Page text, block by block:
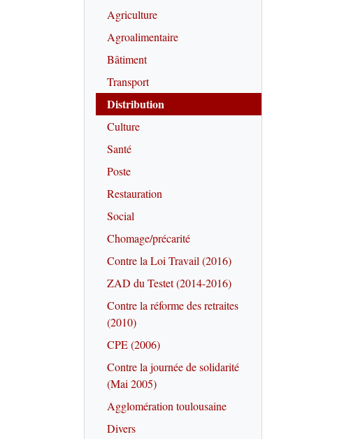
Agriculture
Agroalimentaire
Bâtiment
Transport
Distribution
Culture
Santé
Poste
Restauration
Social
Chomage/précarité
Contre la Loi Travail (2016)
ZAD du Testet (2014-2016)
Contre la réforme des retraites
(2010)
CPE (2006)
Contre la journée de solidarité
(Mai 2005)
Agglomération toulousaine
Divers